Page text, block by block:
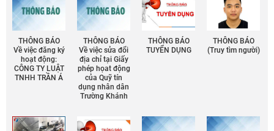
THÔNG BÁO
Về việc đăng ký
hoạt động:
CÔNG TY LUẬT
TNHH TRẦN Á
THÔNG BÁO
Về việc sửa đổi
địa chỉ tại Giấy
phép họat động
của Quỹ tín
dụng nhân dân
Trường Khánh
THÔNG BÁO
TUYỂN DỤNG
THÔNG BÁO
(Truy tìm người)